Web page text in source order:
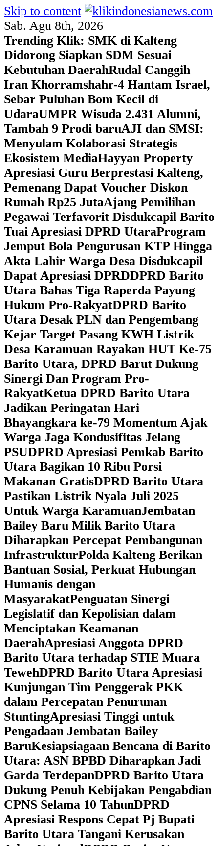
Skip to content
Sab. Agu 8th, 2026
Trending Klik: SMK di Kalteng
Didorong Siapkan SDM Sesuai
Kebutuhan DaerahRudal Canggih
Iran Khorramshahr-4 Hantam Israel,
Sebar Puluhan Bom Kecil di
UdaraUMPR Wisuda 2.431 Alumni,
Tambah 9 Prodi baruAJI dan SMSI:
Menyulam Kolaborasi Strategis
Ekosistem MediaHayyan Property
Apresiasi Guru Berprestasi Kalteng,
Pemenang Dapat Voucher Diskon
Rumah Rp25 JutaAjang Pemilihan
Pegawai Terfavorit Disdukcapil Barito
Tuai Apresiasi DPRD UtaraProgram
Jemput Bola Pengurusan KTP Hingga
Akta Lahir Warga Desa Disdukcapil
Dapat Apresiasi DPRDDPRD Barito
Utara Bahas Tiga Raperda Payung
Hukum Pro-RakyatDPRD Barito
Utara Desak PLN dan Pengembang
Kejar Target Pasang KWH Listrik
Desa Karamuan Rayakan HUT Ke-75
Barito Utara, DPRD Barut Dukung
Sinergi Dan Program Pro-
RakyatKetua DPRD Barito Utara
Jadikan Peringatan Hari
Bhayangkara ke-79 Momentum Ajak
Warga Jaga Kondusifitas Jelang
PSUDPRD Apresiasi Pemkab Barito
Utara Bagikan 10 Ribu Porsi
Makanan GratisDPRD Barito Utara
Pastikan Listrik Nyala Juli 2025
Untuk Warga KaramuanJembatan
Bailey Baru Milik Barito Utara
Diharapkan Percepat Pembangunan
InfrastrukturPolda Kalteng Berikan
Bantuan Sosial, Perkuat Hubungan
Humanis dengan
MasyarakatPenguatan Sinergi
Legislatif dan Kepolisian dalam
Menciptakan Keamanan
DaerahApresiasi Anggota DPRD
Barito Utara terhadap STIE Muara
TewehDPRD Barito Utara Apresiasi
Kunjungan Tim Penggerak PKK
dalam Percepatan Penurunan
StuntingApresiasi Tinggi untuk
Pengadaan Jembatan Bailey
BaruKesiapsiagaan Bencana di Barito
Utara: ASN BPBD Diharapkan Jadi
Garda TerdepanDPRD Barito Utara
Dukung Penuh Kebijakan Pengabdian
CPNS Selama 10 TahunDPRD
Apresiasi Respons Cepat Pj Bupati
Barito Utara Tangani Kerusakan